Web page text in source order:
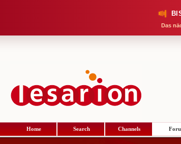
Das
Home Search Channels